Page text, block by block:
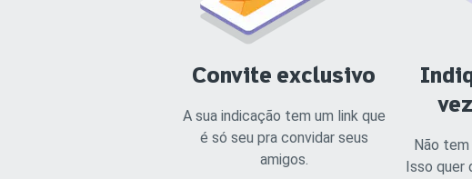
Convite exclusivo
A sua indicação tem um link que
é só seu pra convidar seus
amigos.
Não
Isso quer